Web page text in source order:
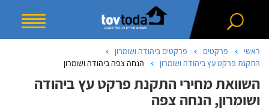
ראשי פרקטים
פרקטים ביהודה ושומרון
התקנת פרקט עץ ביהודה ושומרון
הנחה צפה ביהודה ושומרון
השוואת מחירי התקנת פרקט עץ ביהודה
ושומרון, הנחה צפה